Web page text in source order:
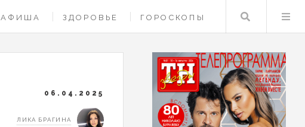
АФИША ЗДОРОВЬЕ ГОРОСКОПЫ Поиск
06.04.2025
ЛИКА БРАГИНА